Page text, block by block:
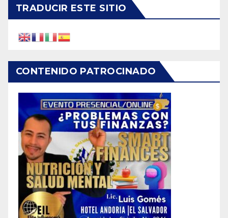
TRADUCIR ESTE SITIO
CONTENIDO PATROCINADO